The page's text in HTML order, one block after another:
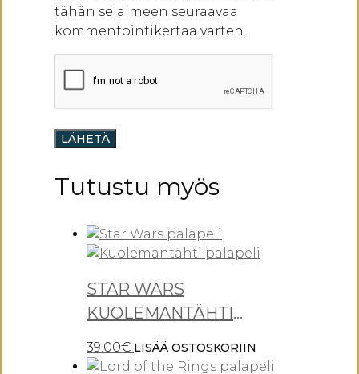
tähän selaimeen seuraavaa
kommentointikertaa varten.
Tutustu myös
STAR WARS
KUOLEMANTÄHTI
PALAPELI 1000
39.00€ LISÄÄ OSTOSKORIIN